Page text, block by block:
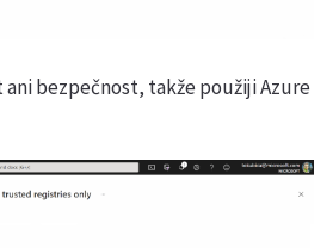
bezpečnost, takže použiji Azure